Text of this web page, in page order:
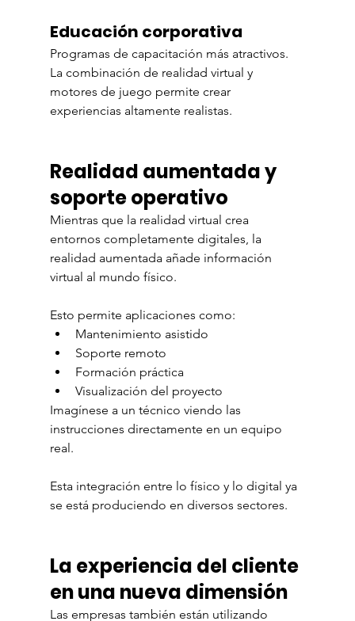
Educación corporativa
Programas de capacitación más atractivos.
La combinación de realidad virtual y
motores de juego permite crear
experiencias altamente realistas.
Realidad aumentada y
soporte operativo
Mientras que la realidad virtual crea
entornos completamente digitales, la
realidad aumentada añade información
virtual al mundo físico.
Esto permite aplicaciones como:
Mantenimiento asistido
Soporte remoto
Formación práctica
Visualización del proyecto
Imagínese a un técnico viendo las
instrucciones directamente en un equipo
real.
Esta integración entre lo físico y lo digital ya
se está produciendo en diversos sectores.
La experiencia del cliente
en una nueva dimensión
Las empresas también están utilizando